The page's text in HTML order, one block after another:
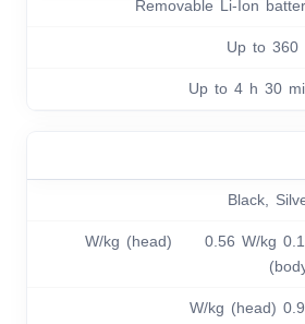
Up to 360
Up to 4 h 30
Black,
0.17 W/kg (head) 0.56 W/kg
0.93 W/